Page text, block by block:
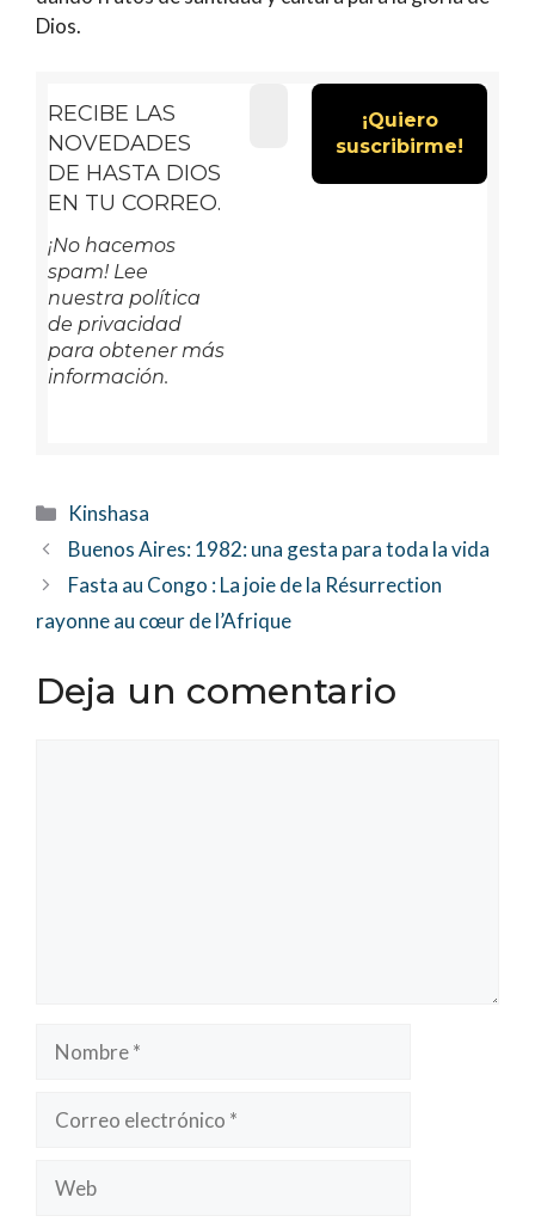
Dios.
RECIBE LAS
NOVEDADES
DE HASTA DIOS
EN TU CORREO.
¡No hacemos
spam! Lee
nuestra política
de privacidad
para obtener más
información.
Categorías
Kinshasa
Buenos Aires: 1982: una gesta para toda la vida
Fasta au Congo : La joie de la Résurrection
rayonne au cœur de l’Afrique
Deja un comentario
electrónico